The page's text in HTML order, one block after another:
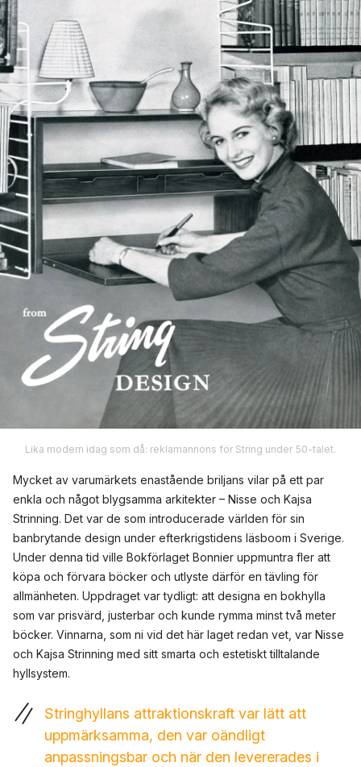
Lika modern idag som då: reklamannons för String under 50-talet.
Mycket av varumärkets enastående briljans vilar på ett par
enkla och något blygsamma arkitekter – Nisse och Kajsa
Strinning. Det var de som introducerade världen för sin
banbrytande design under efterkrigstidens läsboom i Sverige.
Under denna tid ville Bokförlaget Bonnier uppmuntra fler att
köpa och förvara böcker och utlyste därför en tävling för
allmänheten. Uppdraget var tydligt: att designa en bokhylla
som var prisvärd, justerbar och kunde rymma minst två meter
böcker. Vinnarna, som ni vid det här laget redan vet, var Nisse
och Kajsa Strinning med sitt smarta och estetiskt tilltalande
hyllsystem.
Stringhyllans attraktionskraft var lätt att
uppmärksamma, den var oändligt
anpassningsbar och när den levererades i